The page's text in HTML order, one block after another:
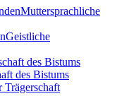
Muttersprachliche
Geistliche
des Bistums